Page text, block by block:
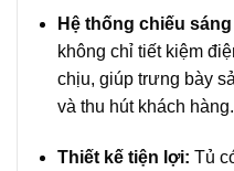
Hệ thống chiếu
không chỉ tiết kiệm
chịu, giúp trưng bày
và thu hút khách hàng.
Thiết kế tiện lợi: Tủ